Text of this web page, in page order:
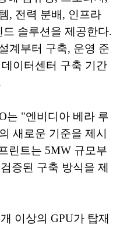
, 전력 분배, 인프라
솔루션을 제공한다.
계부터 구축, 운영 준
이터센터 구축 기간
는 "엔비디아 베라 루
새로운 기준을 제시
린트는 5MW 규모부
증된 구축 방식을 제
이상의 GPU가 탑재